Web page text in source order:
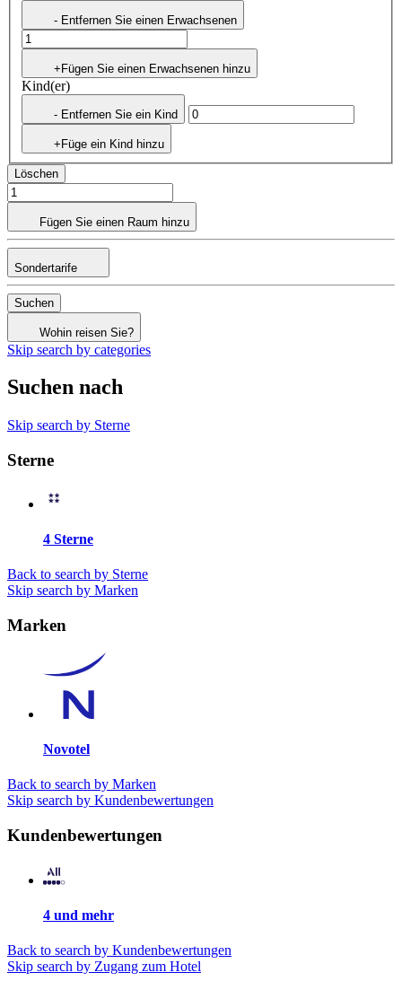
- Entfernen Sie einen Erwachsenen
+Fügen Sie einen Erwachsenen hinzu
Kind(er)
- Entfernen Sie ein Kind
+Füge ein Kind hinzu
Löschen
Fügen Sie einen Raum hinzu
Sondertarife
Suchen
Wohin reisen Sie?
Skip search by categories
Suchen nach
Skip search by Sterne
Sterne
4 Sterne
Back to search by Sterne
Skip search by Marken
Marken
Novotel
Back to search by Marken
Skip search by Kundenbewertungen
Kundenbewertungen
4 und mehr
Back to search by Kundenbewertungen
Skip search by Zugang zum Hotel